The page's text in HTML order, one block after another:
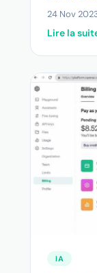
24 Nov
Lire la
IA